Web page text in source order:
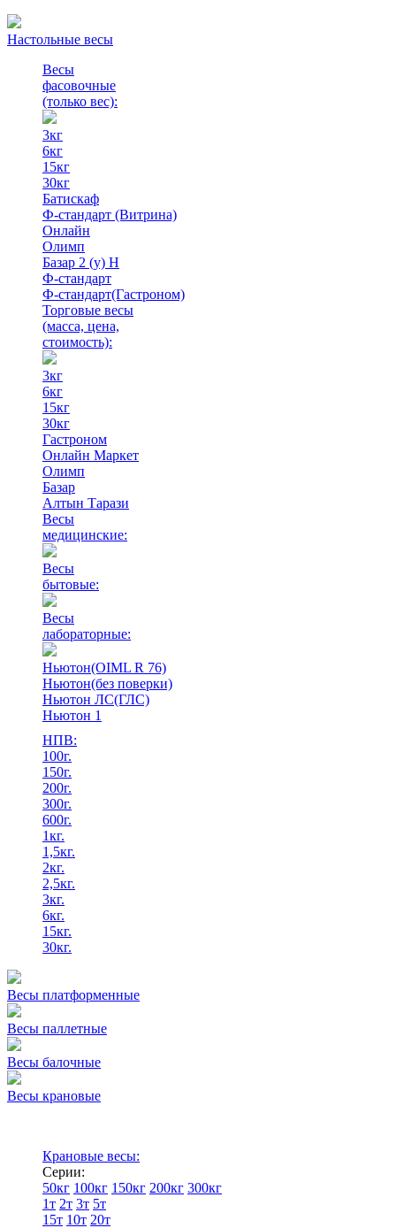
Настольные весы
Весы
фасовочные
(только вес):
3кг
6кг
15кг
30кг
Батискаф
Ф-стандарт (Витрина)
Онлайн
Олимп
Базар 2 (у) Н
Ф-стандарт
Ф-стандарт(Гастроном)
Торговые весы
(масса, цена,
стоимость):
3кг
6кг
15кг
30кг
Гастроном
Онлайн Маркет
Олимп
Базар
Алтын Тарази
Весы
медицинские:
Весы
бытовые:
Весы
лабораторные:
Ньютон(OIML R 76)
Ньютон(без поверки)
Ньютон ЛС(ГЛС)
Ньютон 1
НПВ:
100г.
150г.
200г.
300г.
600г.
1кг.
1,5кг.
2кг.
2,5кг.
3кг.
6кг.
15кг.
30кг.
Весы платформенные
Весы паллетные
Весы балочные
Весы крановые
Крановые весы:
Серии:
50кг 100кг 150кг 200кг 300кг
1т 2т 3т 5т
15т 10т 20т